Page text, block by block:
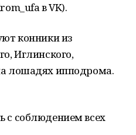
в VK).
конники из
Иглинского,
лошадях ипподрома.
с соблюдением всех